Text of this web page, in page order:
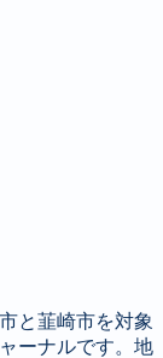
と韮崎市を対象
ーナルです。地